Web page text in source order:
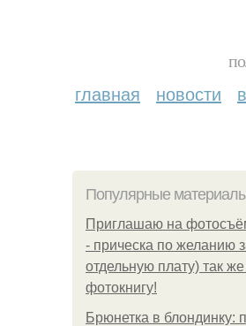
главная новости
Популярные
Приглашаю на
- прическа по желанию
отдельную плату) так
фотокнигу!
Брюнетка в блондинку: